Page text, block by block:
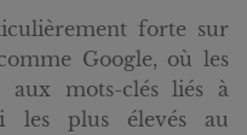
forte sur
Google, où les
aux mots-clés liés à
les plus élevés au